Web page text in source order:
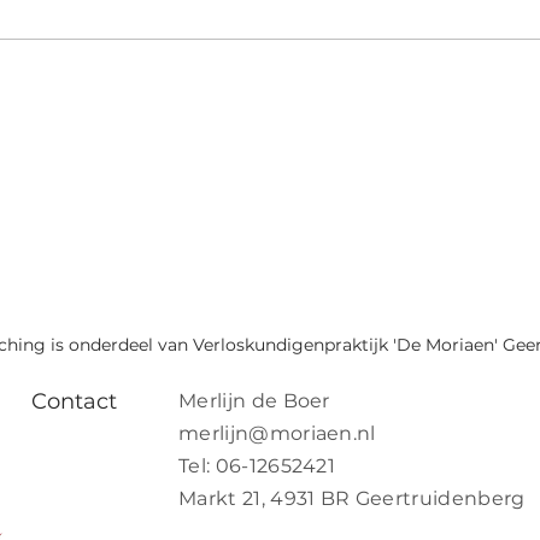
is onderdeel van Verloskundigenpraktijk 'De Moriaen'
Contact
Merlijn de Boer
merlijn@moriaen.nl
Tel: 06-12652421
Markt 21, 4931 BR Geertruidenberg